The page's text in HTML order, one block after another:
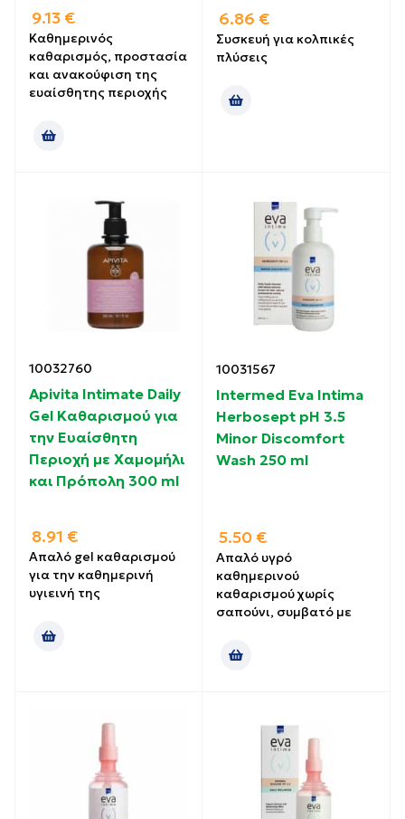
9.13 €
Καθημερινός
καθαρισμός, προστασία
και ανακούφιση της
ευαίσθητης περιοχής
6.86 €
Συσκευή για κολπικές
πλύσεις
10032760
Apivita Intimate Daily
Gel Καθαρισμού για
την Ευαίσθητη
Περιοχή με Χαμομήλι
και Πρόπολη 300 ml
8.91 €
Απαλό gel καθαρισμού
για την καθημερινή
υγιεινή της
10031567
Intermed Eva Intima
Herbosept pH 3.5
Minor Discomfort
Wash 250 ml
5.50 €
Απαλό υγρό
καθημερινού
καθαρισμού χωρίς
σαπούνι, συμβατό με